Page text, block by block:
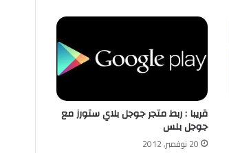
قريبا : ربط متجر جوجل بلاي ستورز مع
جوجل بلس
20 نوفمبر, 2012